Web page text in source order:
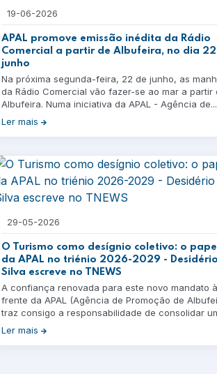
19-06-2026
APAL promove emissão inédita da Rádio
Comercial a partir de Albufeira, no dia 22
junho
Na próxima segunda-feira, 22 de junho, as
da Rádio Comercial vão fazer-se ao mar a partir
Albufeira. Numa iniciativa da APAL - Agência de...
Ler mais
29-05-2026
O Turismo como desígnio coletivo: o papel
da APAL no triénio 2026-2029 - Desidério
Silva escreve no TNEWS
A confiança renovada para este novo mandato à
frente da APAL (Agência de Promoção de
traz consigo a responsabilidade de consolidar
Ler mais